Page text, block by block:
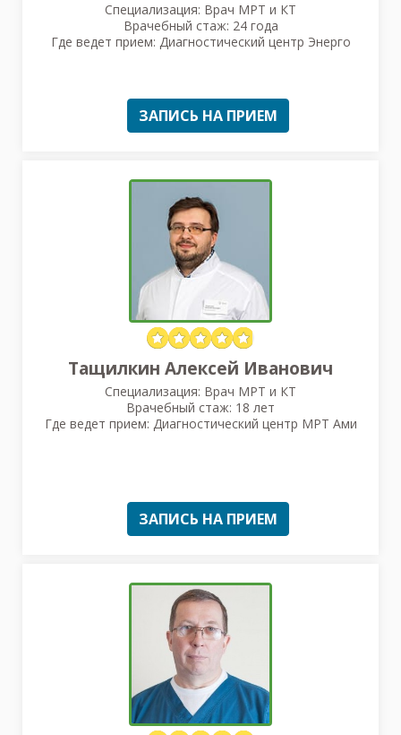
Специализация: Врач МРТ и КТ
Врачебный стаж: 24 года
Где ведет прием: Диагностический центр Энерго
ЗАПИСЬ НА ПРИЕМ
Тащилкин Алексей Иванович
Специализация: Врач МРТ и КТ
Врачебный стаж: 18 лет
Где ведет прием: Диагностический центр МРТ Ами
ЗАПИСЬ НА ПРИЕМ